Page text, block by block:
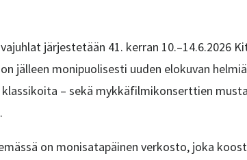
järjestetään 41. kerran 10.–14.6.2026
jälleen monipuolisesti uuden elokuvan
– sekä mykkäfilmikonserttien
on monisatapäinen verkosto, joka